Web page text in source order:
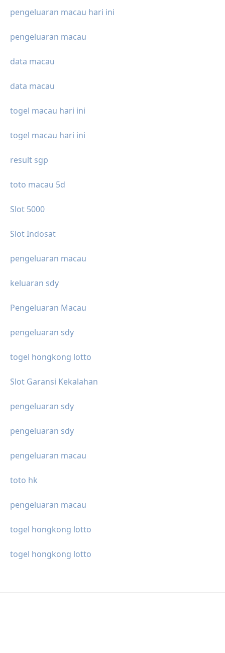
pengeluaran macau hari ini
pengeluaran macau
data macau
data macau
togel macau hari ini
togel macau hari ini
result sgp
toto macau 5d
Slot 5000
Slot Indosat
pengeluaran macau
keluaran sdy
Pengeluaran Macau
pengeluaran sdy
togel hongkong lotto
Slot Garansi Kekalahan
pengeluaran sdy
pengeluaran sdy
pengeluaran macau
toto hk
pengeluaran macau
togel hongkong lotto
togel hongkong lotto